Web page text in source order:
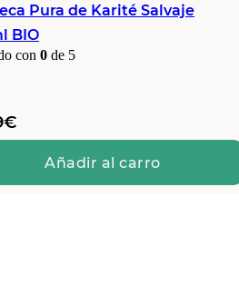
Pura de Karité Salvaje
BIO
con 0 de 5
€
Añadir al carro